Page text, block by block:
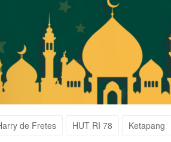
de Fretes HUT RI 78 Ketapang